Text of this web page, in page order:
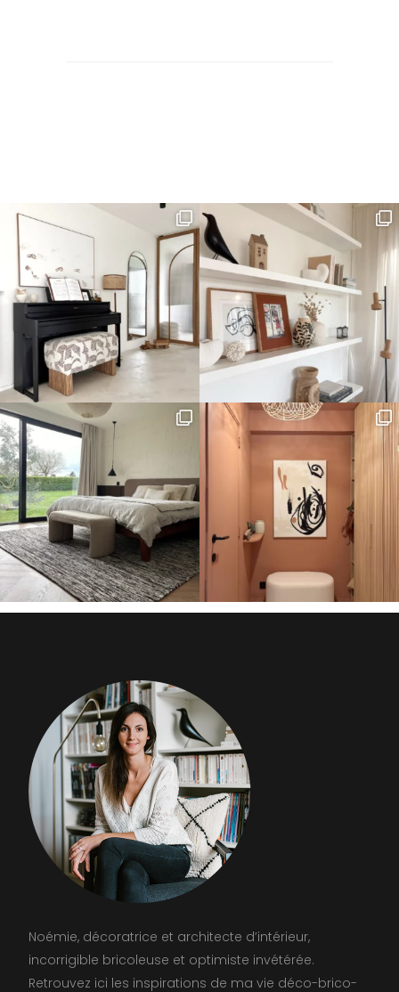
Noémie, décoratrice et architecte d’intérieur,
incorrigible bricoleuse et optimiste invétérée.
Retrouvez ici les inspirations de ma vie déco-brico-